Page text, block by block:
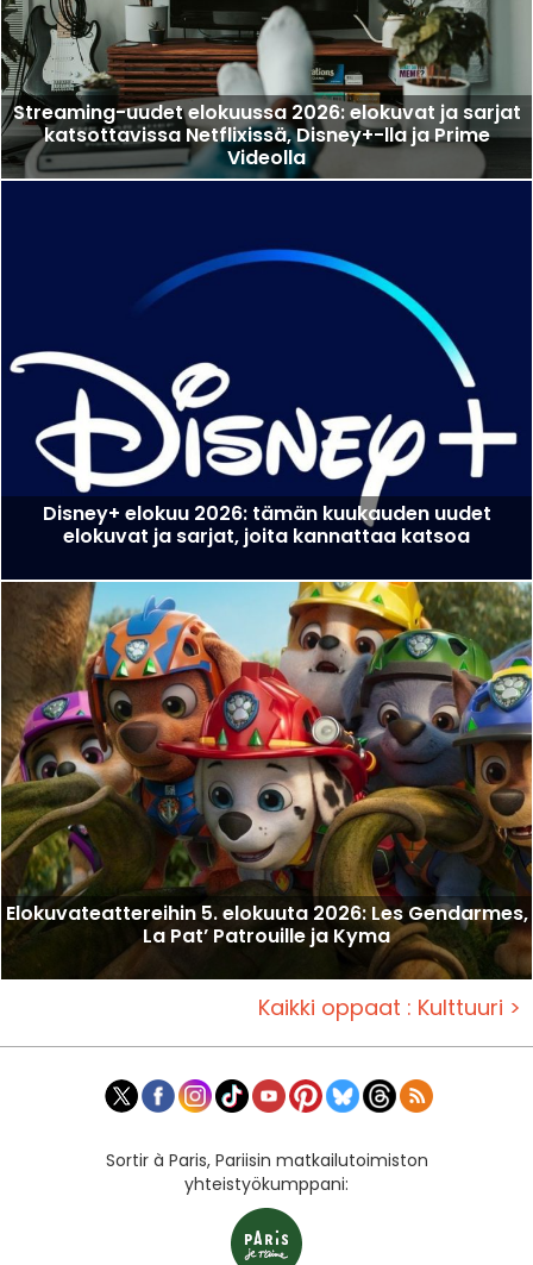
Streaming-uudet elokuussa 2026: elokuvat ja sarjat
katsottavissa Netflixissä, Disney+-lla ja Prime
Videolla
Disney+ elokuu 2026: tämän kuukauden uudet
elokuvat ja sarjat, joita kannattaa katsoa
Elokuvateattereihin 5. elokuuta 2026: Les Gendarmes,
La Pat’ Patrouille ja Kyma
Kaikki oppaat : Kulttuuri >
Sortir à Paris, Pariisin matkailutoimiston
yhteistyökumppani: